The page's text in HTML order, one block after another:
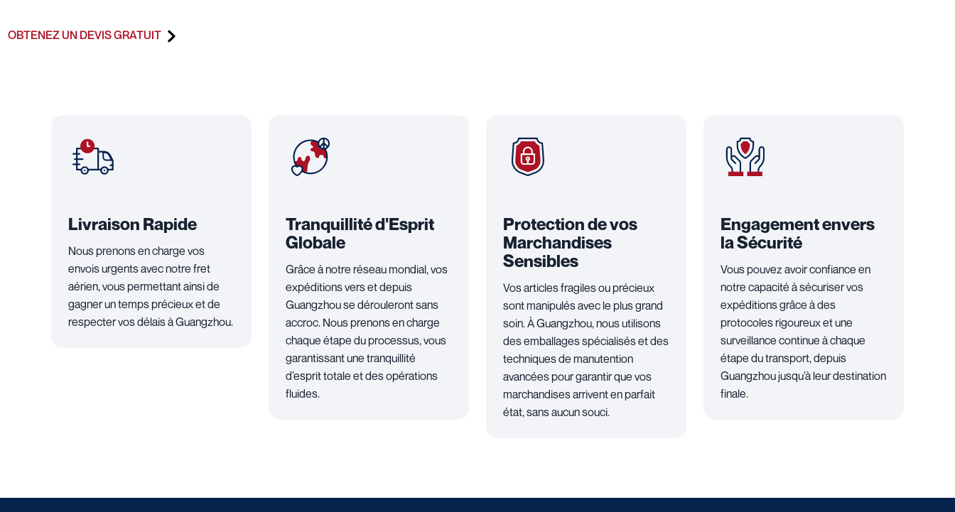
OBTENEZ UN DEVIS GRATUIT
Livraison Rapide
Nous prenons en charge vos
envois urgents avec notre fret
aérien, vous permettant ainsi de
gagner un temps précieux et de
respecter vos délais à Guangzhou.
Tranquillité d'Esprit
Globale
Grâce à notre réseau mondial, vos
expéditions vers et depuis
Guangzhou se dérouleront sans
accroc. Nous prenons en charge
chaque étape du processus, vous
garantissant une tranquillité
d’esprit totale et des opérations
fluides.
Protection de vos
Marchandises
Sensibles
Vos articles fragiles ou précieux
sont manipulés avec le plus grand
soin. À Guangzhou, nous utilisons
des emballages spécialisés et des
techniques de manutention
avancées pour garantir que vos
marchandises arrivent en parfait
état, sans aucun souci.
Engagement envers
la Sécurité
Vous pouvez avoir confiance en
notre capacité à sécuriser vos
expéditions grâce à des
protocoles rigoureux et une
surveillance continue à chaque
étape du transport, depuis
Guangzhou jusqu’à leur destination
finale.